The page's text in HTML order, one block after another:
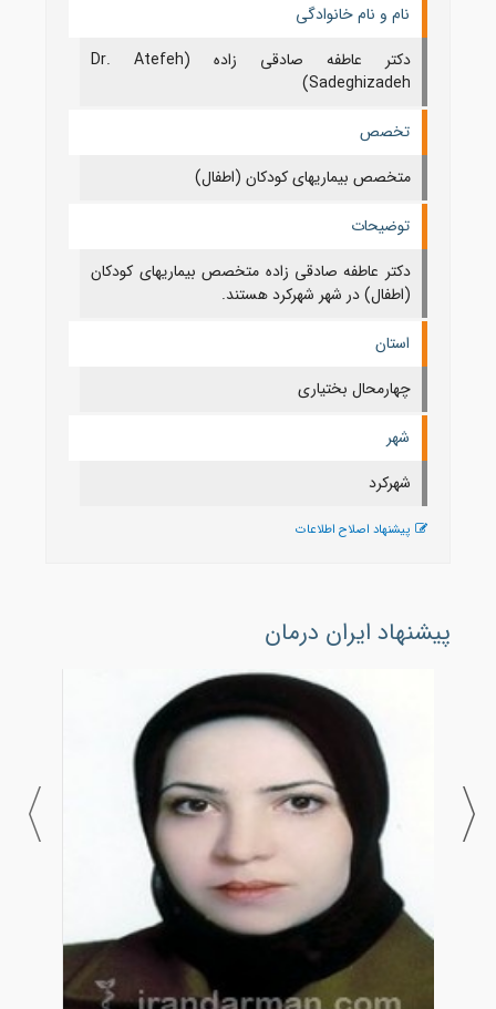
نام و نام خانوادگی
دکتر عاطفه صادقی زاده (Dr. Atefeh
Sadeghizadeh)
تخصص
متخصص بیماریهای کودکان (اطفال)
توضیحات
دکتر عاطفه صادقی زاده متخصص بیماریهای کودکان
(اطفال) در شهر شهرکرد هستند.
استان
چهارمحال بختياری
شهر
شهركرد
پیشنهاد اصلاح اطلاعات
پیشنهاد ایران درمان